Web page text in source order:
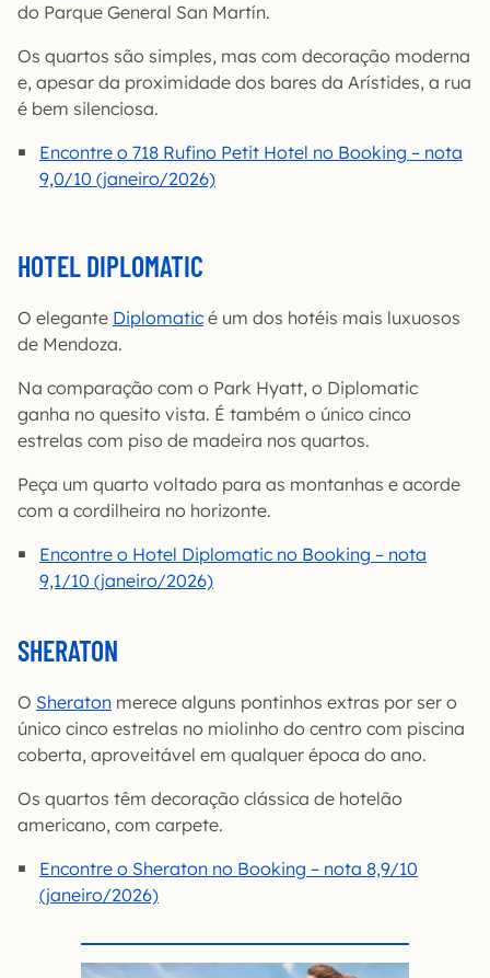
do Parque General San Martín.
Os quartos são simples, mas com decoração moderna
e, apesar da proximidade dos bares da Arístides, a rua
é bem silenciosa.
Encontre o 718 Rufino Petit Hotel no Booking – nota
9,0/10 (janeiro/2026)
HOTEL DIPLOMATIC
O elegante Diplomatic é um dos hotéis mais luxuosos
de Mendoza.
Na comparação com o Park Hyatt, o Diplomatic
ganha no quesito vista. É também o único cinco
estrelas com piso de madeira nos quartos.
Peça um quarto voltado para as montanhas e acorde
com a cordilheira no horizonte.
Encontre o Hotel Diplomatic no Booking – nota
9,1/10 (janeiro/2026)
SHERATON
O Sheraton merece alguns pontinhos extras por ser o
único cinco estrelas no miolinho do centro com piscina
coberta, aproveitável em qualquer época do ano.
Os quartos têm decoração clássica de hotelão
americano, com carpete.
Encontre o Sheraton no Booking – nota 8,9/10
(janeiro/2026)